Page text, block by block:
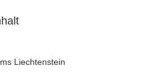
Liechtenstein